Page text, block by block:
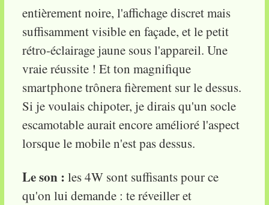
entièrement noire, l'affichage discret mais
suffisamment visible en façade, et le petit
rétro-éclairage jaune sous l'appareil. Une
vraie réussite ! Et ton magnifique
smartphone trônera fièrement sur le dessus.
Si je voulais chipoter, je dirais qu'un socle
escamotable aurait encore amélioré l'aspect
lorsque le mobile n'est pas dessus.
Le son : les 4W sont suffisants pour ce
qu'on lui demande : te réveiller et